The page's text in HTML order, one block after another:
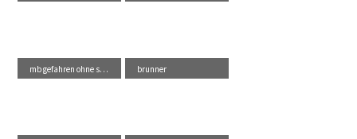
mb gefahren ohne sch... brunner